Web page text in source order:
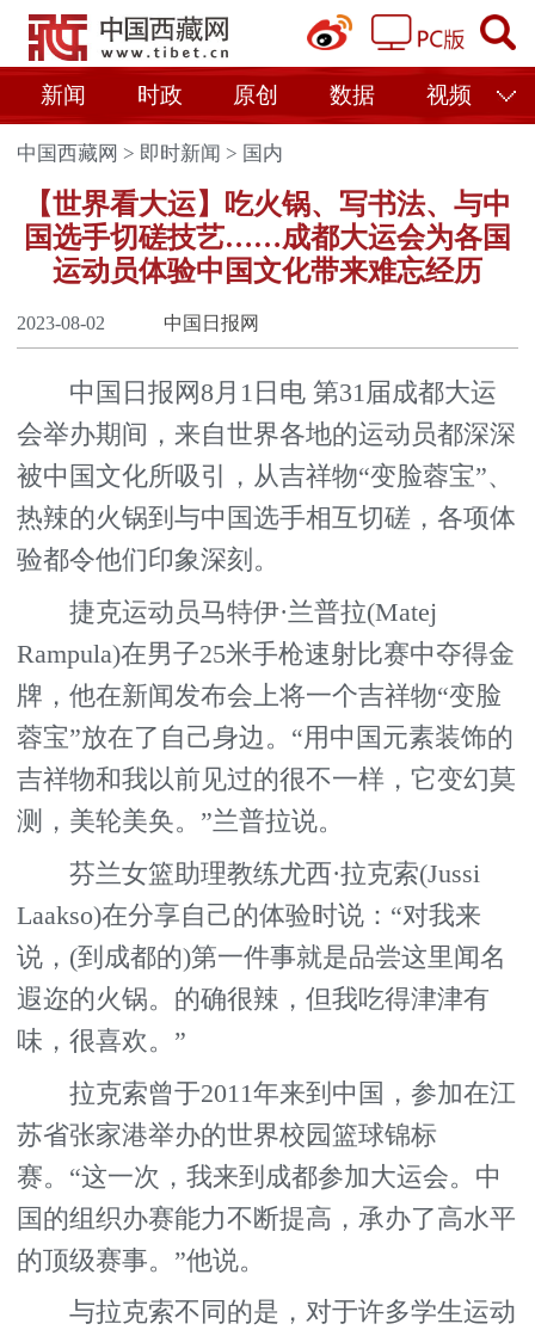
新闻 时政 原创 数据 视频
中国西藏网 > 即时新闻 > 国内
【世界看大运】吃火锅、写书法、与中
国选手切磋技艺……成都大运会为各国
运动员体验中国文化带来难忘经历
2023-08-02 中国日报网
中国日报网8月1日电 第31届成都大运
会举办期间，来自世界各地的运动员都深深
被中国文化所吸引，从吉祥物“变脸蓉宝”、
热辣的火锅到与中国选手相互切磋，各项体
验都令他们印象深刻。
捷克运动员马特伊·兰普拉(Matej
Rampula)在男子25米手枪速射比赛中夺得金
牌，他在新闻发布会上将一个吉祥物“变脸
蓉宝”放在了自己身边。“用中国元素装饰的
吉祥物和我以前见过的很不一样，它变幻莫
测，美轮美奂。”兰普拉说。
芬兰女篮助理教练尤西·拉克索(Jussi
Laakso)在分享自己的体验时说：“对我来
说，(到成都的)第一件事就是品尝这里闻名
遐迩的火锅。的确很辣，但我吃得津津有
味，很喜欢。”
拉克索曾于2011年来到中国，参加在江
苏省张家港举办的世界校园篮球锦标
赛。“这一次，我来到成都参加大运会。中
国的组织办赛能力不断提高，承办了高水平
的顶级赛事。”他说。
与拉克索不同的是，对于许多学生运动